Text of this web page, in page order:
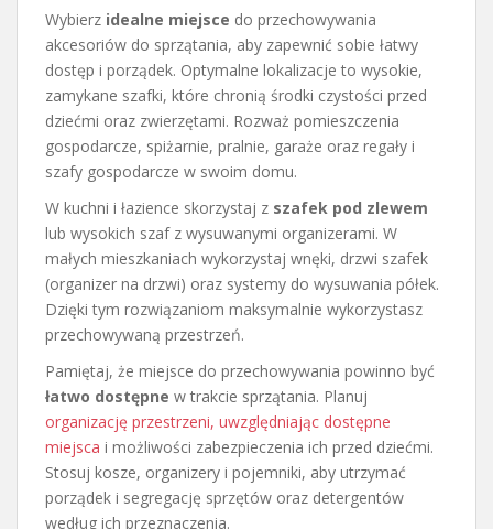
Wybierz idealne miejsce do przechowywania
akcesoriów do sprzątania, aby zapewnić sobie łatwy
dostęp i porządek. Optymalne lokalizacje to wysokie,
zamykane szafki, które chronią środki czystości przed
dziećmi oraz zwierzętami. Rozważ pomieszczenia
gospodarcze, spiżarnie, pralnie, garaże oraz regały i
szafy gospodarcze w swoim domu.
W kuchni i łazience skorzystaj z szafek pod zlewem
lub wysokich szaf z wysuwanymi organizerami. W
małych mieszkaniach wykorzystaj wnęki, drzwi szafek
(organizer na drzwi) oraz systemy do wysuwania półek.
Dzięki tym rozwiązaniom maksymalnie wykorzystasz
przechowywaną przestrzeń.
Pamiętaj, że miejsce do przechowywania powinno być
łatwo dostępne w trakcie sprzątania. Planuj
organizację przestrzeni, uwzględniając dostępne
miejsca i możliwości zabezpieczenia ich przed dziećmi.
Stosuj kosze, organizery i pojemniki, aby utrzymać
porządek i segregację sprzętów oraz detergentów
według ich przeznaczenia.